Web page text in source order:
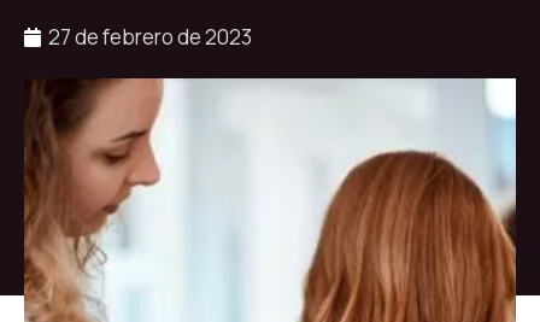
27 de febrero de 2023